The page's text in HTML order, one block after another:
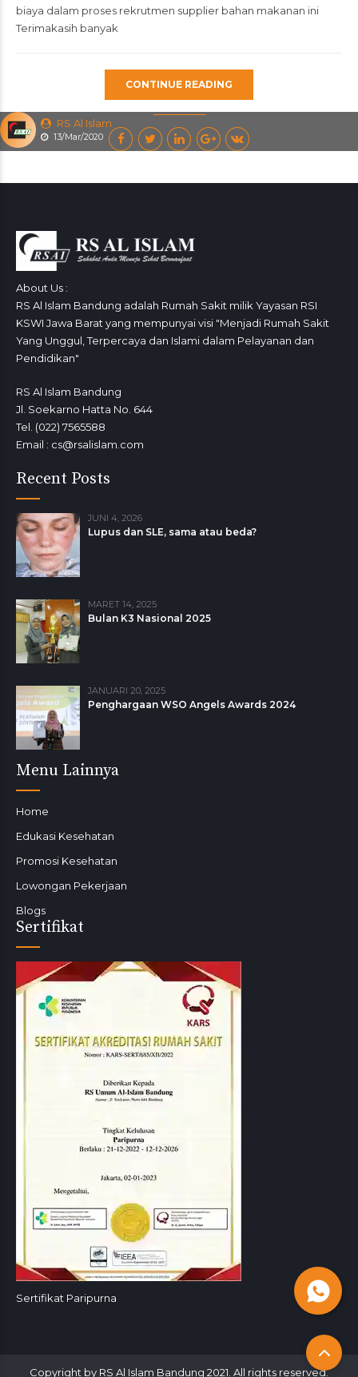
RS Al Islam
13/Mar/2020
biaya dalam proses rekrutmen supplier bahan makanan ini
Terimakasih banyak
CONTINUE READING
About Us :
RS Al Islam Bandung adalah Rumah Sakit milik Yayasan RSI
KSWI Jawa Barat yang mempunyai visi "Menjadi Rumah Sakit
Yang Unggul, Terpercaya dan Islami dalam Pelayanan dan
Pendidikan"
RS Al Islam Bandung
Jl. Soekarno Hatta No. 644
Tel. (022) 7565588
Email : cs@rsalislam.com
Recent Posts
JUNI 4, 2026
Lupus dan SLE, sama atau beda?
MARET 14, 2025
Bulan K3 Nasional 2025
JANUARI 20, 2025
Penghargaan WSO Angels Awards 2024
Menu Lainnya
Home
Edukasi Kesehatan
Promosi Kesehatan
Lowongan Pekerjaan
Blogs
Sertifikat
Sertifikat Paripurna
Copyright by RS Al Islam Bandung 2021. All rights reserved.